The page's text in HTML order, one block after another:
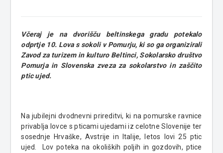
Včeraj je na dvorišču beltinskega gradu potekalo
odprtje 10. Lova s sokoli v Pomurju, ki so ga organizirali
Zavod za turizem in kulturo Beltinci, Sokolarsko društvo
Pomurja in Slovenska zveza za sokolarstvo in zaščito
ptic ujed.
Na jubilejni dvodnevni prireditvi, ki na pomurske ravnice
privablja lovce s pticami ujedami iz celotne Slovenije ter
sosednje Hrvaške, Avstrije in Italije, letos lovi 25 ptic
ujed. Lov poteka na okoliških poljih in gozdovih, ptice